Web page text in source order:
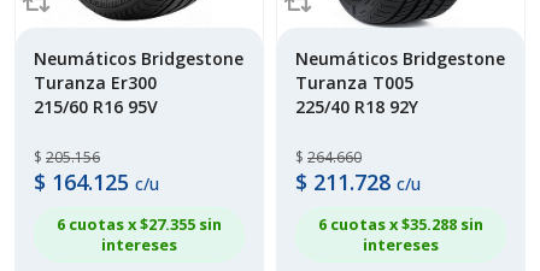
Neumáticos Bridgestone
Turanza Er300
215/60 R16 95V
$ 205.156
$ 164.125 c/u
6 cuotas x $27.355 sin
intereses
Neumáticos Bridgestone
Turanza T005
225/40 R18 92Y
$ 264.660
$ 211.728 c/u
6 cuotas x $35.288 sin
intereses